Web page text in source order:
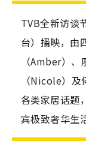
TVB全新访谈
台）播映，
（Amber）
（Nicole）
各类家居话题
宾极致奢华生